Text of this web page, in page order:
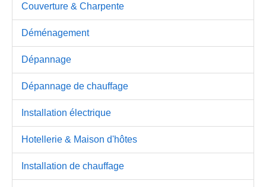
Couverture & Charpente
Déménagement
Dépannage
Dépannage de chauffage
Installation électrique
Hotellerie & Maison d'hôtes
Installation de chauffage